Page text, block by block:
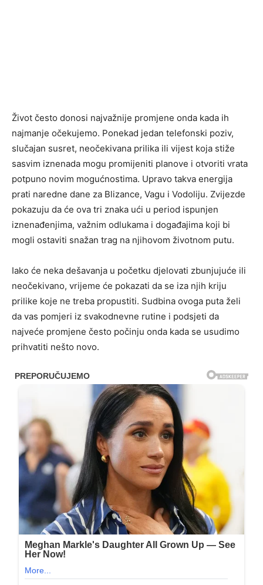
Život često donosi najvažnije promjene onda kada ih
najmanje očekujemo. Ponekad jedan telefonski poziv,
slučajan susret, neočekivana prilika ili vijest koja stiže
sasvim iznenada mogu promijeniti planove i otvoriti vrata
potpuno novim mogućnostima. Upravo takva energija
prati naredne dane za Blizance, Vagu i Vodoliju. Zvijezde
pokazuju da će ova tri znaka ući u period ispunjen
iznenađenjima, važnim odlukama i događajima koji bi
mogli ostaviti snažan trag na njihovom životnom putu.
Iako će neka dešavanja u početku djelovati zbunjujuće ili
neočekivano, vrijeme će pokazati da se iza njih kriju
prilike koje ne treba propustiti. Sudbina ovoga puta želi
da vas pomjeri iz svakodnevne rutine i podsjeti da
najveće promjene često počinju onda kada se usudimo
prihvatiti nešto novo.